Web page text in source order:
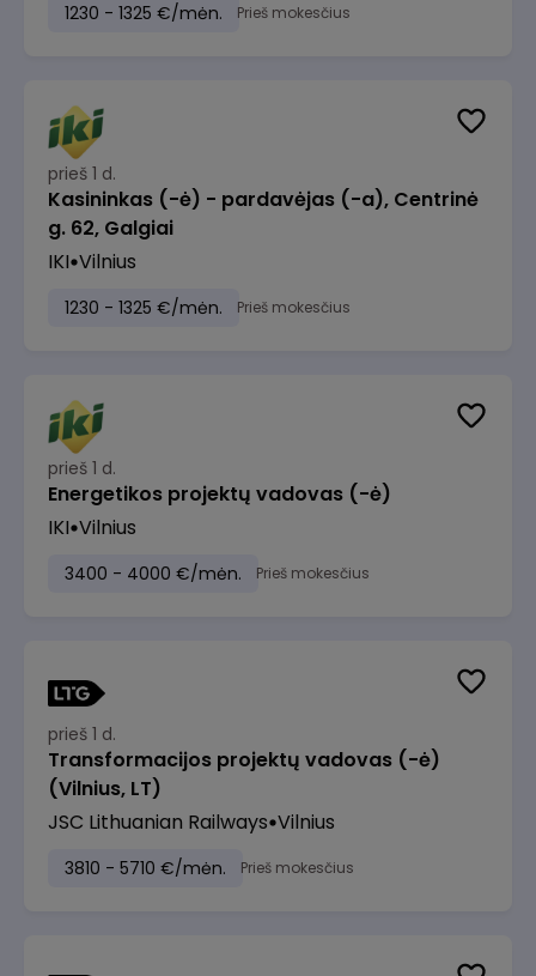
1230 - 1325 €/mėn. Prieš mokesčius
prieš 1 d.
Kasininkas (-ė) - pardavėjas (-a), Centrinė
g. 62, Galgiai
IKI Vilnius
1230 - 1325 €/mėn. Prieš mokesčius
prieš 1 d.
Energetikos projektų vadovas (-ė)
IKI Vilnius
3400 - 4000 €/mėn. Prieš mokesčius
prieš 1 d.
Transformacijos projektų vadovas (-ė)
(Vilnius, LT)
JSC Lithuanian Railways Vilnius
3810 - 5710 €/mėn. Prieš mokesčius